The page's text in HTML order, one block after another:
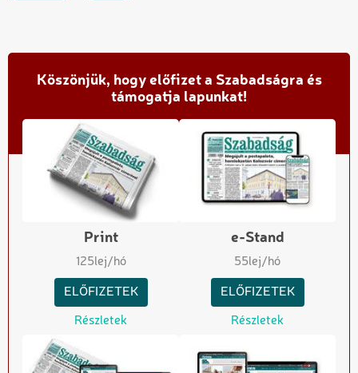
Köszönjük, hogy előfizet a Szabadságra és
támogatja lapunkat!
Print
125lej/hó
ELŐFIZETEK
Részletek
e-Stand
55lej/hó
ELŐFIZETEK
Részletek